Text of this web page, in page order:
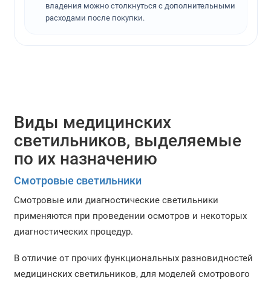
владения можно столкнуться с дополнительными
расходами после покупки.
Виды медицинских
светильников, выделяемые
по их назначению
Смотровые светильники
Смотровые или диагностические светильники
применяются при проведении осмотров и некоторых
диагностических процедур.
В отличие от прочих функциональных разновидностей
медицинских светильников, для моделей смотрового